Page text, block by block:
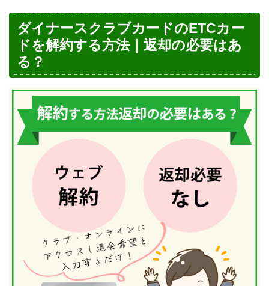
ダイナースクラブカードのETCカー
ドを解約する方法｜返却の必要はあ
る？